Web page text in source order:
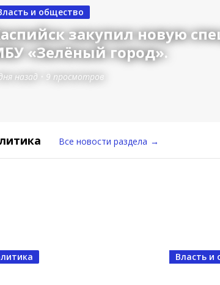
и общество
закупил новую
«Зелёный город».
назад• 9 просмотров
Все новости раздела →
Власть и